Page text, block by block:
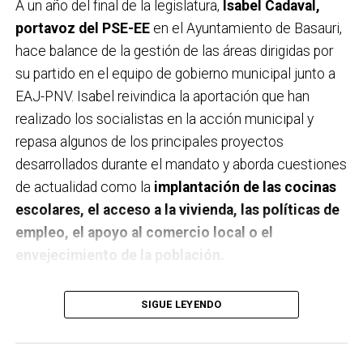
A un año del final de la legislatura, Isabel Cadaval,
portavoz del PSE-EEen el Ayuntamiento de Basauri,
hace balance de la gestión de las áreas dirigidas por
su partido en el equipo de gobierno municipal junto a
EAJ-PNV. Isabel reivindica la aportación que han
realizado los socialistas en la acción municipal y
repasa algunos de los principales proyectos
desarrollados durante el mandato y aborda cuestiones
de actualidad como la implantación de las cocinas
escolares, el acceso a la vivienda, las políticas de
empleo, el apoyo al comercio local o el
envejecimiento de la población.
A un año de acabar la legislatura, ¿qué balance
haces de la gestión del PSE en tus áreas dentro
del equipo de gobierno y qué proyectos
SIGUE LEYENDO